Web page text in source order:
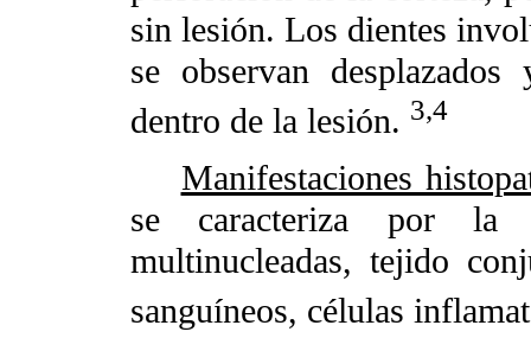
sin lesión. Los dientes
se observan
dentro de la lesión. 3,4
Manifestaciones
se caracteriza por la
multinucleadas, tejido
sanguíneos, células